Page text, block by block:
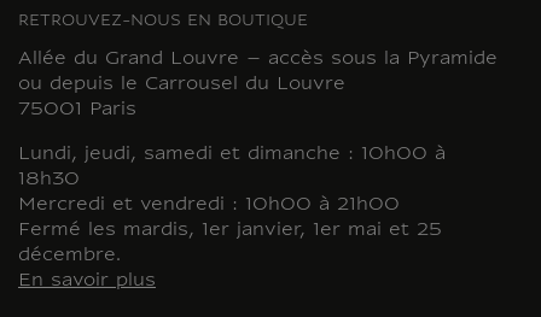
RETROUVEZ-NOUS EN BOUTIQUE
Allée du Grand Louvre – accès sous la Pyramide
ou depuis le Carrousel du Louvre
75001 Paris
Lundi, jeudi, samedi et dimanche : 10h00 à
18h30
Mercredi et vendredi : 10h00 à 21h00
Fermé les mardis, 1er janvier, 1er mai et 25
décembre.
En savoir plus